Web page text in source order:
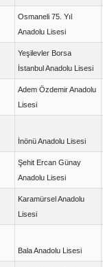
Osmaneli 75. Yıl
Anadolu Lisesi
Yeşilevler Borsa
İstanbul Anadolu Lisesi
Adem Özdemir Anadolu
Lisesi
İnönü Anadolu Lisesi
Şehit Ercan Günay
Anadolu Lisesi
Karamürsel Anadolu
Lisesi
Bala Anadolu Lisesi